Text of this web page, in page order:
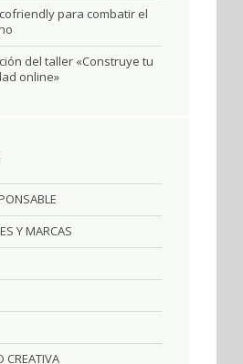
para combatir el
del taller «Construye tu
online»
Y MARCAS
CREATIVA